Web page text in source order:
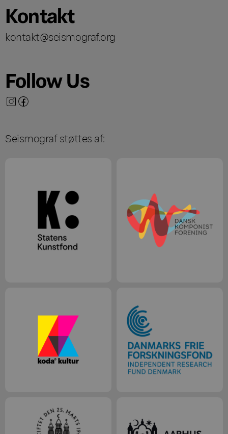
Kontakt
kontakt@seismograf.org
Follow Us
Seismograf støttes af: